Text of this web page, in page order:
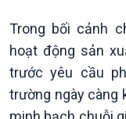
Trước giờ mở cửa
Dòng chảy Kinh tế
Sức sống hàng Việt
Khởi nghiệp
Tuyên chiến với gian
Trong bối cảnh
hoạt động sản
trước yêu cầu
trường ngày càng